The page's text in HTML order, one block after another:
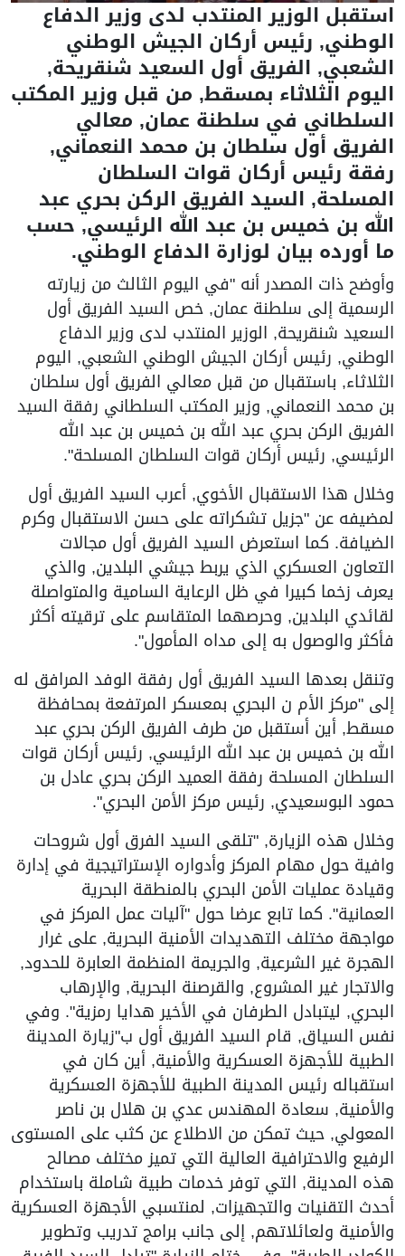
استقبل الوزير المنتدب لدى وزير الدفاع
الوطني, رئيس أركان الجيش الوطني
الشعبي, الفريق أول السعيد شنقريحة,
اليوم الثلاثاء بمسقط, من قبل وزير المكتب
السلطاني في سلطنة عمان, معالي
الفريق أول سلطان بن محمد النعماني,
رفقة رئيس أركان قوات السلطان
المسلحة, السيد الفريق الركن بحري عبد
الله بن خميس بن عبد الله الرئيسي, حسب
ما أورده بيان لوزارة الدفاع الوطني.
وأوضح ذات المصدر أنه "في اليوم الثالث من زيارته
الرسمية إلى سلطنة عمان, خص السيد الفريق أول
السعيد شنقريحة, الوزير المنتدب لدى وزير الدفاع
الوطني, رئيس أركان الجيش الوطني الشعبي, اليوم
الثلاثاء, باستقبال من قبل معالي الفريق أول سلطان
بن محمد النعماني, وزير المكتب السلطاني رفقة السيد
الفريق الركن بحري عبد الله بن خميس بن عبد الله
الرئيسي, رئيس أركان قوات السلطان المسلحة".
وخلال هذا الاستقبال الأخوي, أعرب السيد الفريق أول
لمضيفه عن "جزيل تشكراته على حسن الاستقبال وكرم
الضيافة. كما استعرض السيد الفريق أول مجالات
التعاون العسكري الذي يربط جيشي البلدين, والذي
يعرف زخما كبيرا في ظل الرعاية السامية والمتواصلة
لقائدي البلدين, وحرصهما المتقاسم على ترقيته أكثر
فأكثر والوصول به إلى مداه المأمول".
وتنقل بعدها السيد الفريق أول رفقة الوفد المرافق له
إلى "مركز الأم ن البحري بمعسكر المرتفعة بمحافظة
مسقط, أين أستقبل من طرف الفريق الركن بحري عبد
الله بن خميس بن عبد الله الرئيسي, رئيس أركان قوات
السلطان المسلحة رفقة العميد الركن بحري عادل بن
حمود البوسعيدي, رئيس مركز الأمن البحري".
وخلال هذه الزيارة, "تلقى السيد الفرق أول شروحات
وافية حول مهام المركز وأدواره الإستراتيجية في إدارة
وقيادة عمليات الأمن البحري بالمنطقة البحرية
العمانية". كما تابع عرضا حول "آليات عمل المركز في
مواجهة مختلف التهديدات الأمنية البحرية, على غرار
الهجرة غير الشرعية, والجريمة المنظمة العابرة للحدود,
والاتجار غير المشروع, والقرصنة البحرية, والإرهاب
البحري, ليتبادل الطرفان في الأخير هدايا رمزية". وفي
نفس السياق, قام السيد الفريق أول ب"زيارة المدينة
الطبية للأجهزة العسكرية والأمنية, أين كان في
استقباله رئيس المدينة الطبية للأجهزة العسكرية
والأمنية, سعادة المهندس عدي بن هلال بن ناصر
المعولي, حيث تمكن من الاطلاع عن كثب على المستوى
الرفيع والاحترافية العالية التي تميز مختلف مصالح
هذه المدينة, التي توفر خدمات طبية شاملة باستخدام
أحدث التقنيات والتجهيزات, لمنتسبي الأجهزة العسكرية
والأمنية ولعائلاتهم, إلى جانب برامج تدريب وتطوير